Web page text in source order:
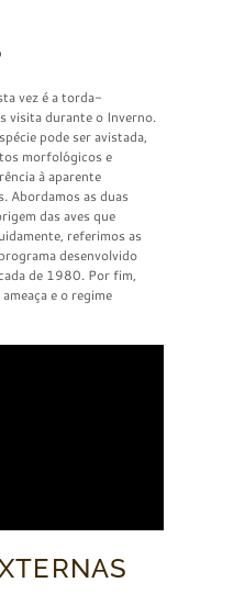
vez é a torda-
visita durante o Inverno.
pode ser avistada,
morfológicos e
à aparente
Abordamos as duas
das aves que
referimos as
desenvolvido
de 1980. Por fim,
e o regime